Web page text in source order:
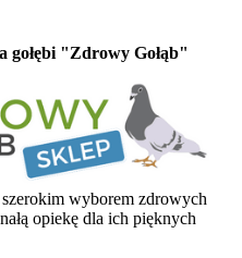
gołębi "Zdrowy Gołąb"
szerokim wyborem zdrowych
opiekę dla ich pięknych